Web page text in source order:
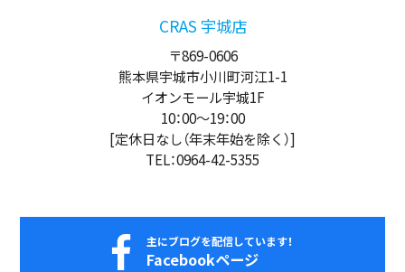
CRAS 宇城店
〒869-0606
熊本県宇城市小川町河江1-1
イオンモール宇城1F
10：00～19：00
[定休日なし（年末年始を除く）]
TEL：0964-42-5355
主にブログを配信しています！
Facebookページ